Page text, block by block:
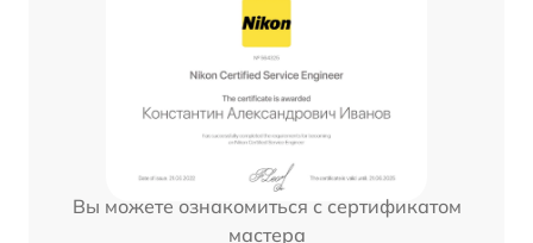
Вы можете ознакомиться с сертификатом
мастера